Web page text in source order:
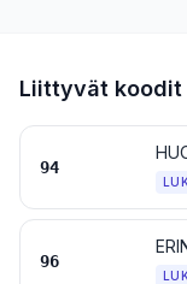
Liittyvät koodit
94
96